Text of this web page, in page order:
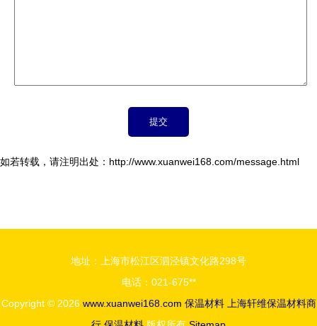
如若转载，请注明出处：http://www.xuanwei168.com/message.html
地址：上海市松江区泗泾镇文化路298号
电话：021-675**
Copyright © 2026 www.xuanwei168.com 保温材料
上海轩维保温材料商